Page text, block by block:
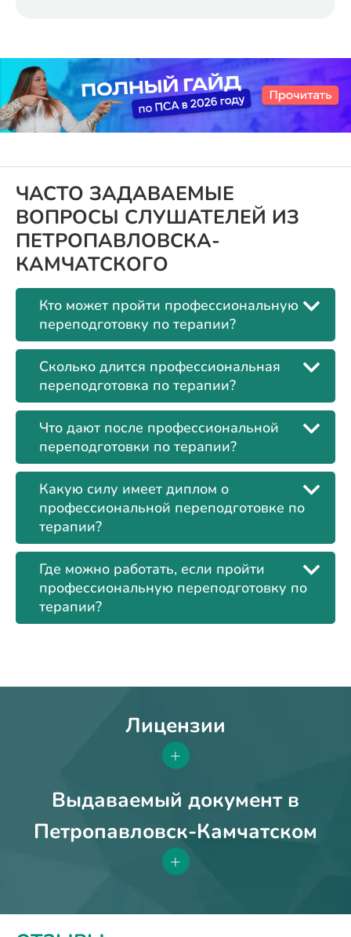
ЧАСТО ЗАДАВАЕМЫЕ
ВОПРОСЫ СЛУШАТЕЛЕЙ ИЗ
ПЕТРОПАВЛОВСКА-
КАМЧАТСКОГО
Кто может пройти профессиональную
переподготовку по терапии?
Сколько длится профессиональная
переподготовка по терапии?
Что дают после профессиональной
переподготовки по терапии?
Какую силу имеет диплом о
профессиональной переподготовке по
терапии?
Где можно работать, если пройти
профессиональную переподготовку по
терапии?
Лицензии
+
Выдаваемый документ в
Петропавловск-Камчатском
+